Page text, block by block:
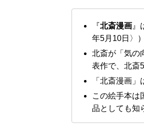
『北斎漫画 』
年5月10日〉
北斎が「気の
表作で、北斎
「北斎漫画
この絵手本は
品としても知